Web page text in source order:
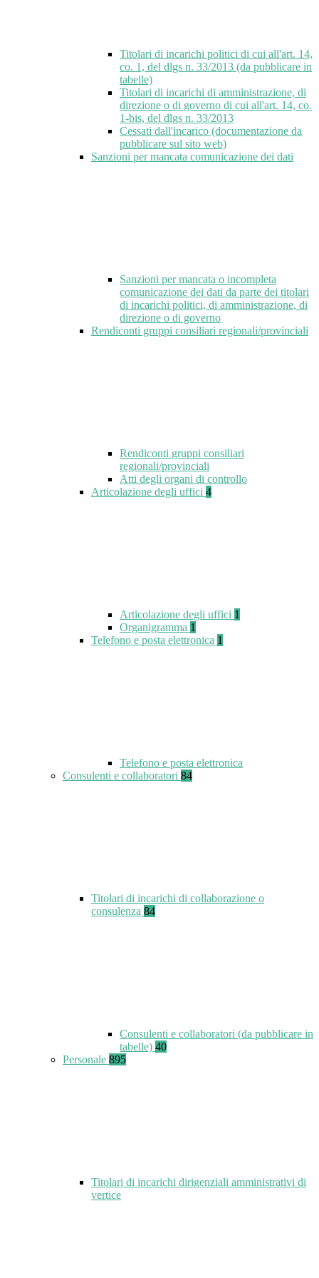
Titolari di incarichi politici di cui all'art. 14,
co. 1, del dlgs n. 33/2013 (da pubblicare in
tabelle)
Titolari di incarichi di amministrazione, di
direzione o di governo di cui all'art. 14, co.
1-bis, del dlgs n. 33/2013
Cessati dall'incarico (documentazione da
pubblicare sul sito web)
Sanzioni per mancata comunicazione dei dati
Sanzioni per mancata o incompleta
comunicazione dei dati da parte dei titolari
di incarichi politici, di amministrazione, di
direzione o di governo
Rendiconti gruppi consiliari regionali/provinciali
Rendiconti gruppi consiliari
regionali/provinciali
Atti degli organi di controllo
Articolazione degli uffici 4
Articolazione degli uffici 1
Organigramma 1
Telefono e posta elettronica 1
Telefono e posta elettronica
Consulenti e collaboratori 84
Titolari di incarichi di collaborazione o
consulenza 84
Consulenti e collaboratori (da pubblicare in
tabelle) 40
Personale 895
Titolari di incarichi dirigenziali amministrativi di
vertice